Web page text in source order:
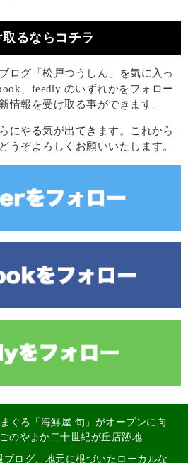
るならコチラ
ログ「松戸つうしん」を気に入っ
、feedly のいずれかをフォロー
情報を受け取る事ができます。
にやる気が出てきます。これから
うぞよろしくお願いいたします。
ぐろ「海鮮屋 旬」がオープンに向
のやまか二十世紀が丘店跡地
ログ。地元に根づいたローカルな